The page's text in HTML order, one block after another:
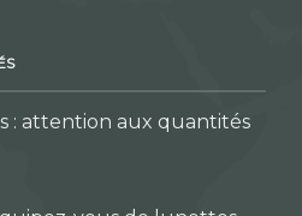
: attention aux quantités